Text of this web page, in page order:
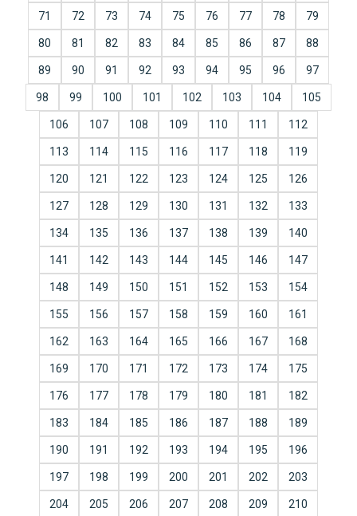
71 72 73 74 75 76 77 78 79
80 81 82 83 84 85 86 87 88
89 90 91 92 93 94 95 96 97
98 99 100 101 102 103 104 105
106 107 108 109 110 111 112
113 114 115 116 117 118 119
120 121 122 123 124 125 126
127 128 129 130 131 132 133
134 135 136 137 138 139 140
141 142 143 144 145 146 147
148 149 150 151 152 153 154
155 156 157 158 159 160 161
162 163 164 165 166 167 168
169 170 171 172 173 174 175
176 177 178 179 180 181 182
183 184 185 186 187 188 189
190 191 192 193 194 195 196
197 198 199 200 201 202 203
204 205 206 207 208 209 210